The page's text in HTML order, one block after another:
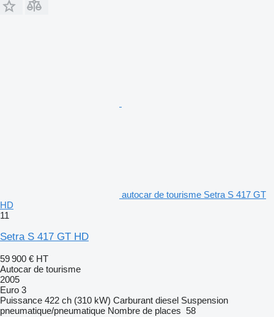
autocar de tourisme Setra S 417 GT
HD
11
Setra S 417 GT HD
59 900 € HT
Autocar de tourisme
2005
Euro 3
Puissance 422 ch (310 kW) Carburant diesel Suspension
pneumatique/pneumatique Nombre de places 58